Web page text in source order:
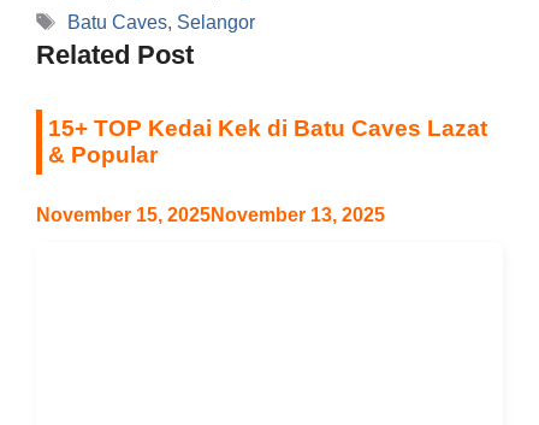
Tags
Batu Caves, Selangor
Related Post
15+ TOP Kedai Kek di Batu Caves Lazat
& Popular
November 15, 2025November 13, 2025